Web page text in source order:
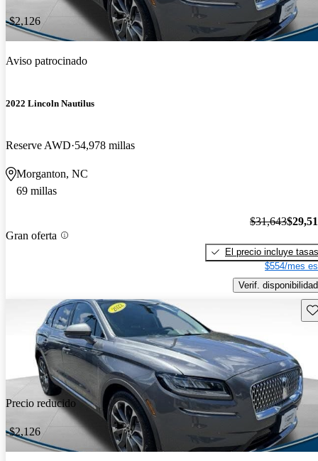
-$2,126
Aviso patrocinado
2022 Lincoln Nautilus
Reserve AWD 54,978 millas
Morganton, NC
69 millas
Gran oferta
$31,643
El precio incluye tasas
$554/mes
Verif. disponibilidad
Precio reducido
-$2,126